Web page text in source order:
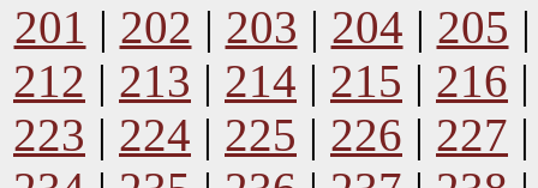
201 | 202 | 203 | 204 | 205
212 | 213 | 214 | 215 | 216
223 | 224 | 225 | 226 | 227